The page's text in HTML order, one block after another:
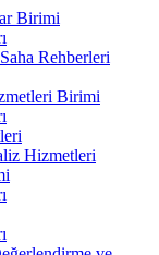
Birimi
Rehberleri
Birimi
Hizmetleri